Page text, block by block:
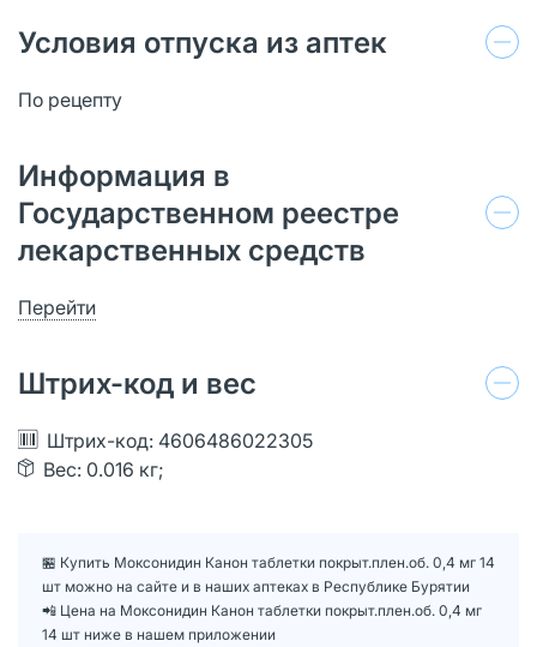
Условия отпуска из аптек
По рецепту
Информация в
Государственном реестре
лекарственных средств
Перейти
Штрих-код и вес
Штрих-код: 4606486022305
Вес: 0.016 кг;
🏪 Купить Моксонидин Канон таблетки покрыт.плен.об. 0,4 мг 14
шт можно на сайте и в наших аптеках в Республике Бурятии
📲 Цена на Моксонидин Канон таблетки покрыт.плен.об. 0,4 мг
14 шт ниже в нашем приложении